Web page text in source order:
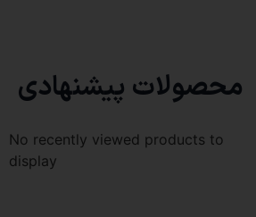
محصولات پیشنهادی
No recently viewed products to
display